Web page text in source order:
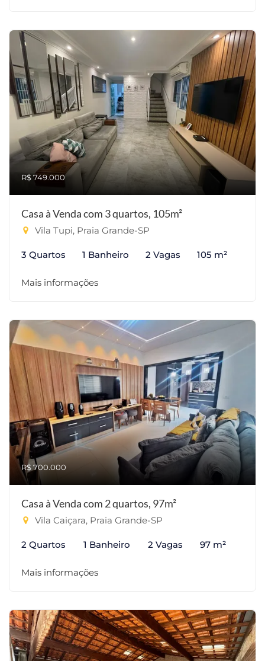
R$ 749.000
Casa à Venda com 3 quartos, 105m²
Vila Tupi, Praia Grande-SP
3 Quartos 1 Banheiro 2 Vagas 105 m²
Mais informações
R$ 700.000
Casa à Venda com 2 quartos, 97m²
Vila Caiçara, Praia Grande-SP
2 Quartos 1 Banheiro 2 Vagas 97 m²
Mais informações